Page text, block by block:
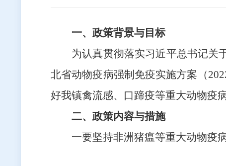
一、政策背景与目标
为认真贯彻落实习近平总书记关
北省动物疫病强制免疫实施方案（
好我镇禽流感、口蹄疫等重大动物疫
二、政策内容与措施
一要坚持非洲猪瘟等重大动物疫